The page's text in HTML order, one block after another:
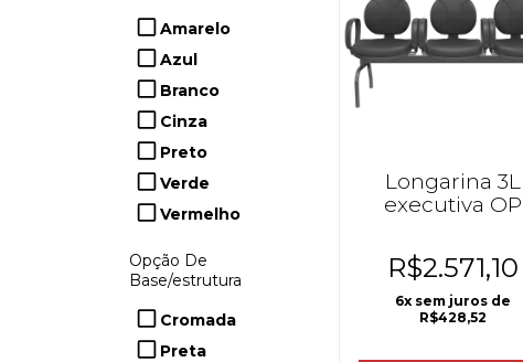
Amarelo
Azul
Branco
Cinza
Preto
Verde
Vermelho
Opção De
Base/estrutura
Cromada
Preta
Longarina 3L
executiva OP
R$2.571,10
6x sem juros de
R$428,52